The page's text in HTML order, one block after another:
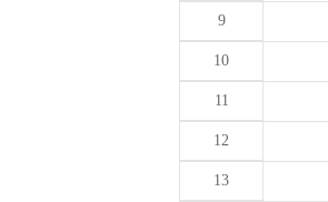
9
10
11
12
13